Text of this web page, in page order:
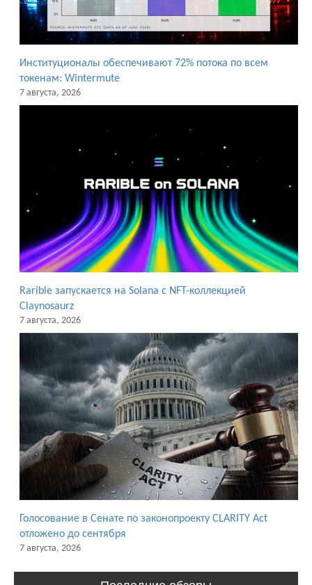
Институционалы обеспечивают 72% потока по всем
токенам: Wintermute
7 августа, 2026
Rarible запускается на Solana с NFT-коллекцией
Claynosaurz
7 августа, 2026
Голосование в Сенате по законопроекту CLARITY Act
отложено до сентября
7 августа, 2026